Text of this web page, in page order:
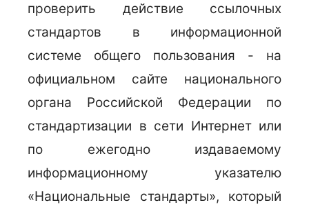
проверить действие ссылочных
стандартов в информационной
системе общего пользования - на
официальном сайте национального
органа Российской Федерации по
стандартизации в сети Интернет или
по ежегодно издаваемому
информационному указателю
«Национальные стандарты», который